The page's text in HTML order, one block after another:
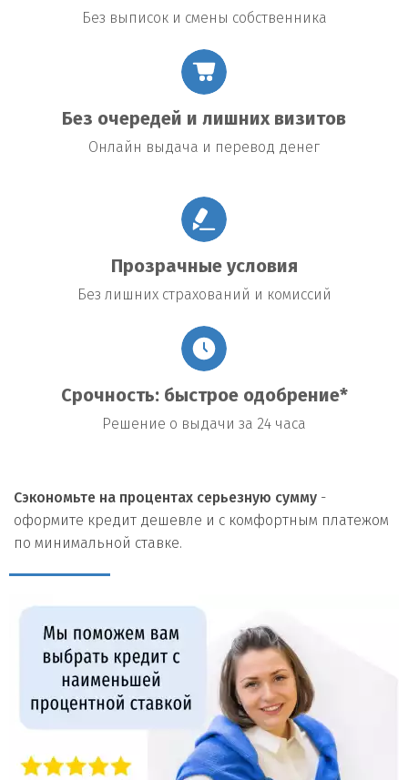
Без выписок и смены собственника
Без очередей и лишних визитов
Онлайн выдача и перевод денег
Прозрачные условия
Без лишних страхований и комиссий
Срочность: быстрое одобрение*
Решение о выдачи за 24 часа
Сэкономьте на процентах серьезную сумму -
оформите кредит дешевле и с комфортным платежом
по минимальной ставке.